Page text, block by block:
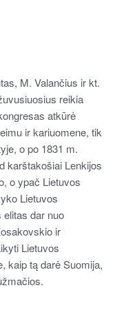
M. Valančius ir kt.
reikia
atkūrė
ir kariuomene, tik
o po 1831 m.
karštakošiai Lenkijos
o ypač Lietuvos
Lietuvos
dar nuo
ir
Lietuvos
kaip tą darė Suomija,